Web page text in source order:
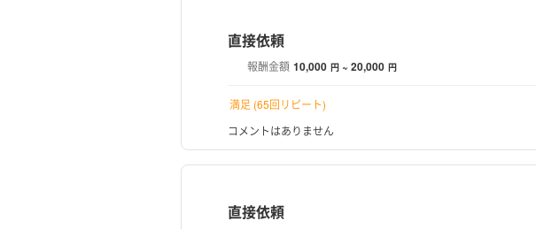
直接依頼
報酬金額 10,000 円 ~ 20,000 円
満足 (65回リピート)
コメントはありません
直接依頼